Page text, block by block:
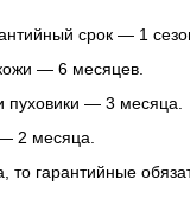
срок — 1
— 6 месяцев.
пуховики — 3 месяца.
2 месяца.
то гарантийные